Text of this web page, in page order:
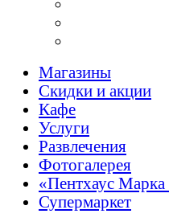
Магазины
Скидки и акции
Кафе
Услуги
Развлечения
Фотогалерея
«Пентхаус
Супермаркет